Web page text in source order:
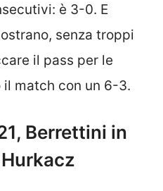
è 3-0. E
senza troppi
il pass per le
match con un 6-3.
Berrettini in